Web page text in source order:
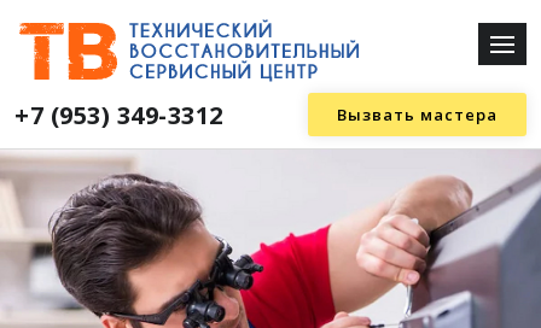
+7 (953) 349-3312 Вызвать мастера